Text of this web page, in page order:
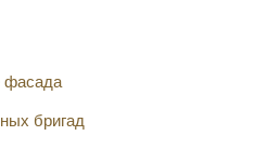
фасада
бригад